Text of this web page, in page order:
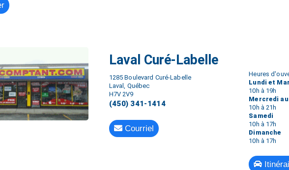
Laval Curé-Labelle
1285 Boulevard Curé-Labelle
Laval, Québec
H7V 2V9
(450) 341-1414
Courriel
Heures
Lundi et
10h à 19h
Mercredi
10h à 21h
Samedi
10h à 17h
Dimanche
10h à 17h